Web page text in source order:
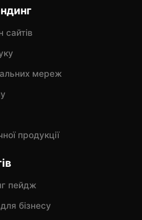
сайтів
мереж
продукції
пейдж
бізнесу